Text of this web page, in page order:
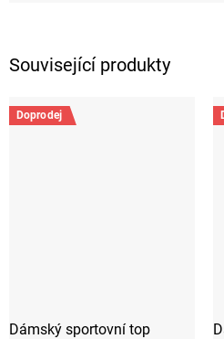
Související produkty
Doprodej
Dámský sportovní top